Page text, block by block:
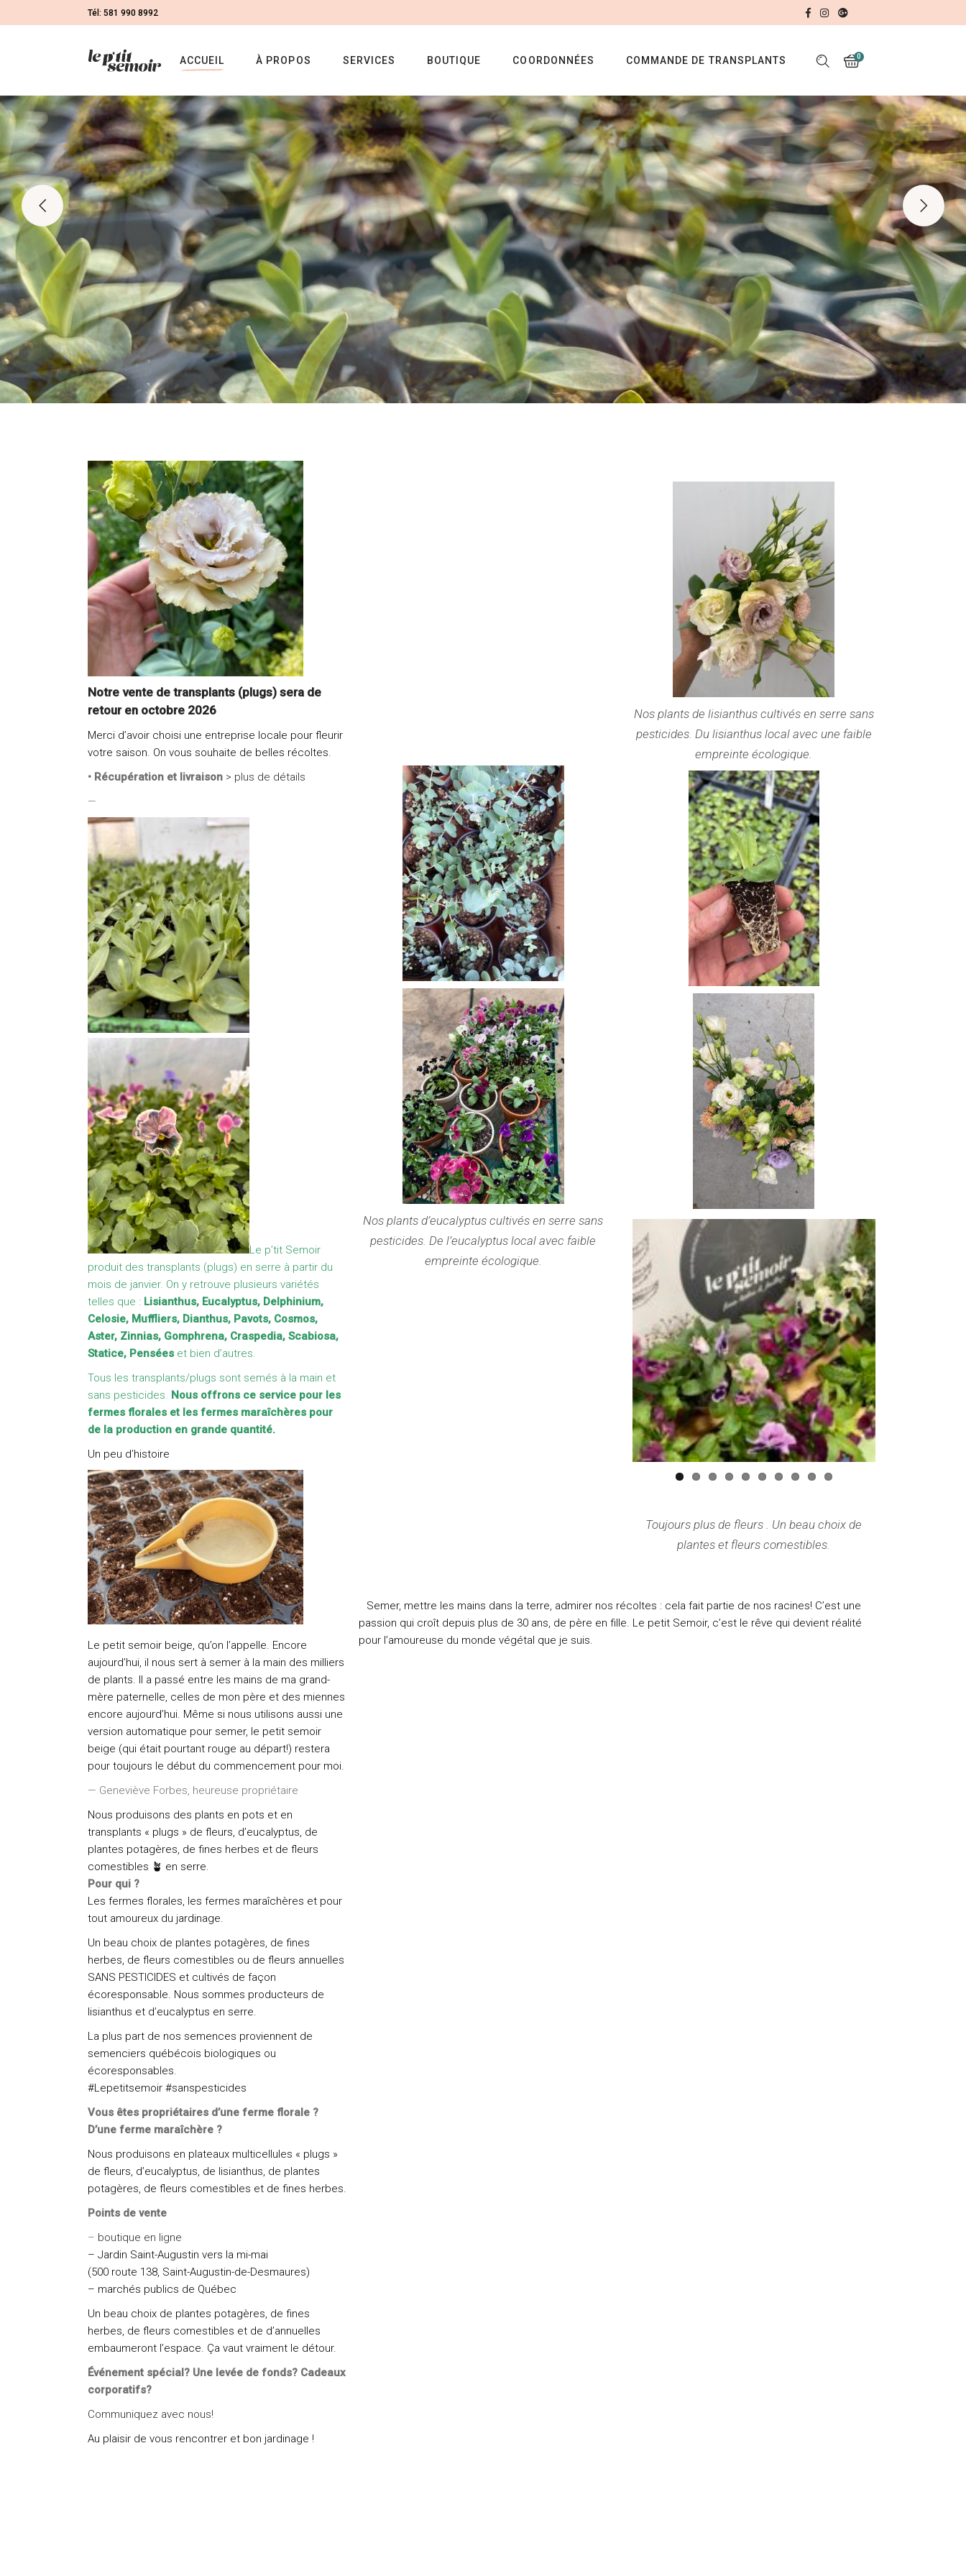
Tél: 581 990 8992
ACCUEIL À PROPOS SERVICES BOUTIQUE COORDONNÉES COMMANDE DE TRANSPLANTS 0
No products in the cart.
No products in the cart.
Notre vente de transplants (plugs) sera de
retour en octobre 2026
Merci d’avoir choisi une entreprise locale pour fleurir
votre saison. On vous souhaite de belles récoltes.
• Récupération et livraison > plus de détails
—
Le p’tit Semoir
produit des transplants (plugs) en serre à partir du
mois de janvier. On y retrouve plusieurs variétés
telles que : Lisianthus, Eucalyptus, Delphinium,
Celosie, Muffliers, Dianthus, Pavots, Cosmos,
Aster, Zinnias, Gomphrena, Craspedia, Scabiosa,
Statice, Pensées et bien d’autres.
Tous les transplants/plugs sont semés à la main et
sans pesticides. Nous offrons ce service pour les
fermes florales et les fermes maraîchères pour
de la production en grande quantité.
Un peu d’histoire
Le petit semoir beige, qu’on l’appelle. Encore
aujourd’hui, il nous sert à semer à la main des milliers
de plants. Il a passé entre les mains de ma grand-
mère paternelle, celles de mon père et des miennes
encore aujourd’hui. Même si nous utilisons aussi une
version automatique pour semer, le petit semoir
beige (qui était pourtant rouge au départ!) restera
pour toujours le début du commencement pour moi.
— Geneviève Forbes, heureuse propriétaire
Nous produisons des plants en pots et en
transplants « plugs » de fleurs, d’eucalyptus, de
plantes potagères, de fines herbes et de fleurs
comestibles 🪴 en serre.
Pour qui ?
Les fermes florales, les fermes maraîchères et pour
tout amoureux du jardinage.
Un beau choix de plantes potagères, de fines
herbes, de fleurs comestibles ou de fleurs annuelles
SANS PESTICIDES et cultivés de façon
écoresponsable. Nous sommes producteurs de
lisianthus et d’eucalyptus en serre.
La plus part de nos semences proviennent de
semenciers québécois biologiques ou
écoresponsables.
#Lepetitsemoir #sanspesticides
Vous êtes propriétaires d’une ferme florale ?
D’une ferme maraîchère ?
Nous produisons en plateaux multicellules « plugs »
de fleurs, d’eucalyptus, de lisianthus, de plantes
potagères, de fleurs comestibles et de fines herbes.
Points de vente
– boutique en ligne
– Jardin Saint-Augustin vers la mi-mai
(500 route 138, Saint-Augustin-de-Desmaures)
– marchés publics de Québec
Un beau choix de plantes potagères, de fines
herbes, de fleurs comestibles et de d’annuelles
embaumeront l’espace. Ça vaut vraiment le détour.
Événement spécial? Une levée de fonds? Cadeaux
corporatifs?
Communiquez avec nous!
Au plaisir de vous rencontrer et bon jardinage !
Nos plants d’eucalyptus cultivés en serre sans
pesticides. De l’eucalyptus local avec faible
empreinte écologique.
Nos plants de lisianthus cultivés en serre sans
pesticides. Du lisianthus local avec une faible
empreinte écologique.
Toujours plus de fleurs . Un beau choix de
plantes et fleurs comestibles.
Semer, mettre les mains dans la terre, admirer nos récoltes : cela fait partie de nos racines! C’est une
passion qui croît depuis plus de 30 ans, de père en fille. Le petit Semoir, c’est le rêve qui devient réalité
pour l’amoureuse du monde végétal que je suis.